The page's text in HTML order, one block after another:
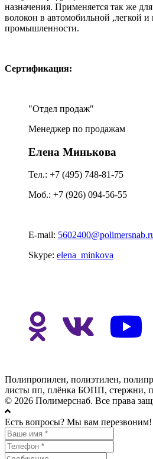
назначения. Применяется так же
волокон в автомобильной ,легкой и
промышленности.
Сертификация:
Отдел продаж
Менеджер по продажам
Елена Минькова
Тел.: +7 (495) 748-81-75
Моб.: +7 (926) 094-56-55
E-mail:
Skype: elena_minkova
Полипропилен, полиэтилен,
листы пп, плёнка БОПП, стержни,
© 2026 Полимерснаб. Все права
Есть вопросы? Мы вам перезвоним!